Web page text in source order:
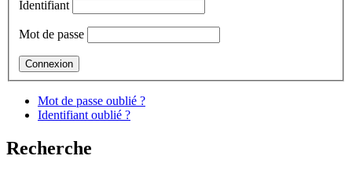
Identifiant
Mot de passe
Mot de passe oublié ?
Identifiant oublié ?
Recherche